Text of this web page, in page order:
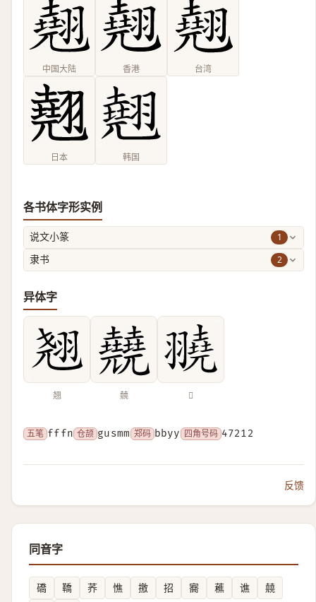
中国大陆 香港 台湾
日本 韩国
各书体字形实例
说文小篆 1
隶书 2
异体字
翘 㚁 𦒒
五笔 fffn 仓颉 gusmm 郑码 bbyy 四角号码 47212
反馈
同音字
礄 鞽 荞 憔 撽 招 㝯 藮 谯
㚁